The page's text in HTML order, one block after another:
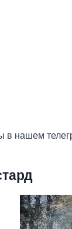
в нашем